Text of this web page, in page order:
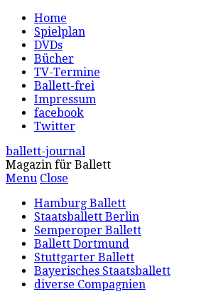
Home
Spielplan
DVDs
Bücher
TV-Termine
Ballett-frei
Impressum
facebook
Twitter
ballett-journal
Magazin für Ballett
Menu Close
Hamburg Ballett
Staatsballett Berlin
Semperoper Ballett
Ballett Dortmund
Stuttgarter Ballett
Bayerisches Staatsballett
diverse Compagnien